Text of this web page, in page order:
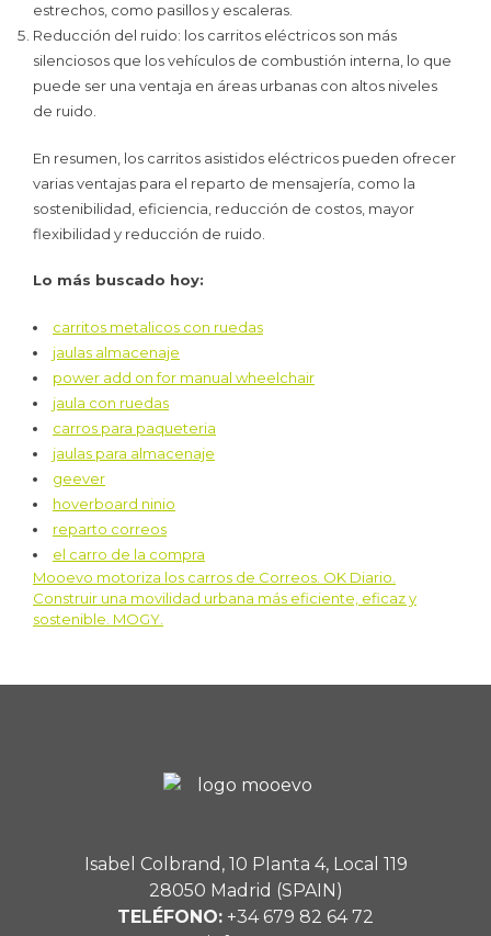
estrechos, como pasillos y escaleras.
Reducción del ruido: los carritos eléctricos son más
silenciosos que los vehículos de combustión interna, lo que
puede ser una ventaja en áreas urbanas con altos niveles
de ruido.
En resumen, los carritos asistidos eléctricos pueden ofrecer
varias ventajas para el reparto de mensajería, como la
sostenibilidad, eficiencia, reducción de costos, mayor
flexibilidad y reducción de ruido.
Lo más buscado hoy:
carritos metalicos con ruedas
jaulas almacenaje
power add on for manual wheelchair
jaula con ruedas
carros para paqueteria
jaulas para almacenaje
geever
hoverboard ninio
reparto correos
el carro de la compra
Navegación
entradas
Mooevo motoriza los carros de Correos. OK Diario.
Construir una movilidad urbana más eficiente, eficaz y
sostenible. MOGY.
Isabel Colbrand, 10 Planta 4, Local 119
28050 Madrid (SPAIN)
TELÉFONO: +34 679 82 64 72